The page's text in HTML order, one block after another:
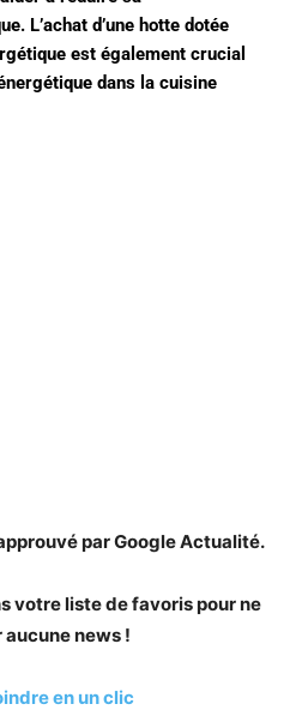
L’achat d’une hotte dotée
est également crucial
dans la cuisine
par Google Actualité.
votre liste de favoris pour ne
aucune news !
en un clic